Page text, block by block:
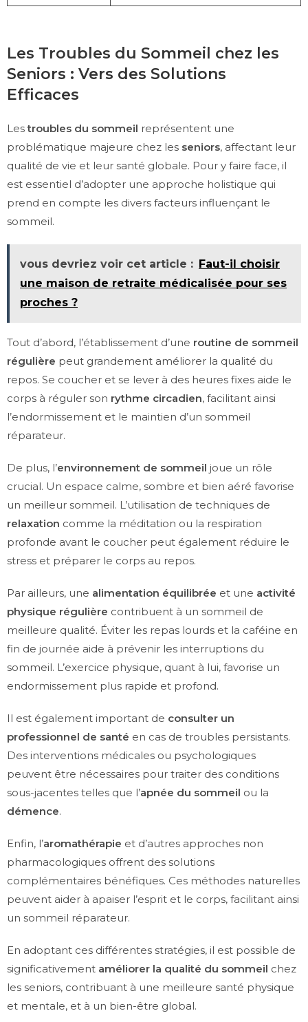
Les Troubles du Sommeil chez les
Seniors : Vers des Solutions
Efficaces
Lestroubles du sommeil représentent une
problématique majeure chez les seniors, affectant leur
qualité de vie et leur santé globale. Pour y faire face, il
est essentiel d’adopter une approche holistique qui
prend en compte les divers facteurs influençant le
sommeil.
vous devriez voir cet article : Faut-il choisir
une maison de retraite médicalisée pour ses
proches ?
Tout d’abord, l’établissement d’une routine de sommeil
régulière peut grandement améliorer la qualité du
repos. Se coucher et se lever à des heures fixes aide le
corps à réguler son rythme circadien, facilitant ainsi
l’endormissement et le maintien d’un sommeil
réparateur.
De plus, l’environnement de sommeil joue un rôle
crucial. Un espace calme, sombre et bien aéré favorise
un meilleur sommeil. L’utilisation de techniques de
relaxation comme la méditation ou la respiration
profonde avant le coucher peut également réduire le
stress et préparer le corps au repos.
Par ailleurs, une alimentation équilibrée et une activité
physique régulière contribuent à un sommeil de
meilleure qualité. Éviter les repas lourds et la caféine en
fin de journée aide à prévenir les interruptions du
sommeil. L’exercice physique, quant à lui, favorise un
endormissement plus rapide et profond.
Il est également important de consulter un
professionnel de santé en cas de troubles persistants.
Des interventions médicales ou psychologiques
peuvent être nécessaires pour traiter des conditions
sous-jacentes telles que l’apnée du sommeil ou la
démence.
Enfin, l’aromathérapie et d’autres approches non
pharmacologiques offrent des solutions
complémentaires bénéfiques. Ces méthodes naturelles
peuvent aider à apaiser l’esprit et le corps, facilitant ainsi
un sommeil réparateur.
En adoptant ces différentes stratégies, il est possible de
significativement améliorer la qualité du sommeil chez
les seniors, contribuant à une meilleure santé physique
et mentale, et à un bien-être global.